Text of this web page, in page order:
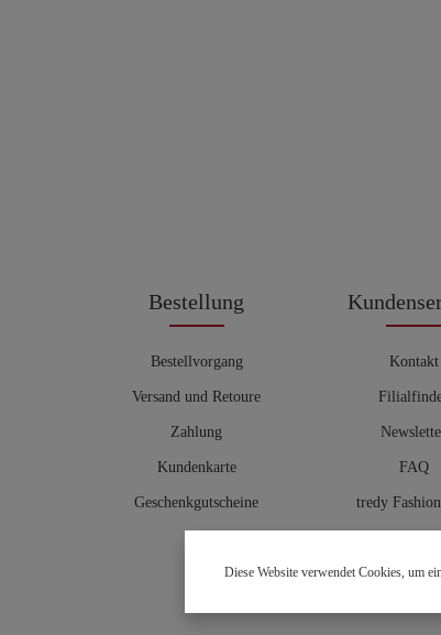
Bestellung
Bestellvorgang
Versand und Retoure
Zahlung
Kundenkarte
Geschenkgutscheine
Kontakt
FAQ
tredy
Diese Website verwendet Cookies, um